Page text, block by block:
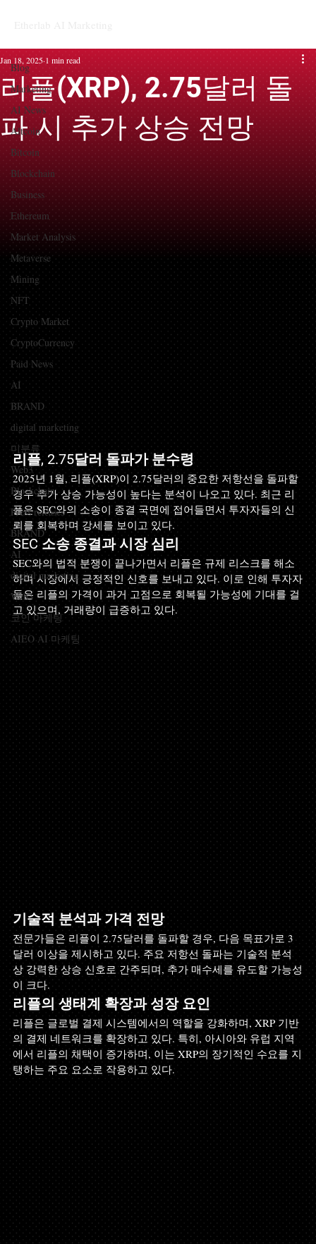
Blog
Marketing
AI News
Altcoin
Bitcoin
Blockchain
Business
Ethereum
Market Analysis
Metaverse
Mining
NFT
Crypto Market
CryptoCurrency
Paid News
AI
BRAND
digital marketing
미분류
Web3
Blockchain
Press releases
BRAND
AI
digital marketing
Web3
코인 마케팅
AIEO AI 마케팅
리플(XRP), 2.75달러 돌
파 시 추가 상승 전망
Jan 18, 2025 1 min read
리플, 2.75달러 돌파가 분수령
2025년 1월, 리플(XRP)이 2.75달러의 중요한 저항선을 돌파할
경우 추가 상승 가능성이 높다는 분석이 나오고 있다. 최근 리
플은 SEC와의 소송이 종결 국면에 접어들면서 투자자들의 신
뢰를 회복하며 강세를 보이고 있다.
SEC 소송 종결과 시장 심리
SEC와의 법적 분쟁이 끝나가면서 리플은 규제 리스크를 해소
하며 시장에서 긍정적인 신호를 보내고 있다. 이로 인해 투자자
들은 리플의 가격이 과거 고점으로 회복될 가능성에 기대를 걸
고 있으며, 거래량이 급증하고 있다.
기술적 분석과 가격 전망
전문가들은 리플이 2.75달러를 돌파할 경우, 다음 목표가로 3
달러 이상을 제시하고 있다. 주요 저항선 돌파는 기술적 분석
상 강력한 상승 신호로 간주되며, 추가 매수세를 유도할 가능성
이 크다.
리플의 생태계 확장과 성장 요인
리플은 글로벌 결제 시스템에서의 역할을 강화하며, XRP 기반
의 결제 네트워크를 확장하고 있다. 특히, 아시아와 유럽 지역
에서 리플의 채택이 증가하며, 이는 XRP의 장기적인 수요를 지
탱하는 주요 요소로 작용하고 있다.